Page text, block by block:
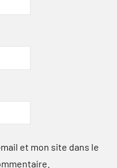
et mon site dans le